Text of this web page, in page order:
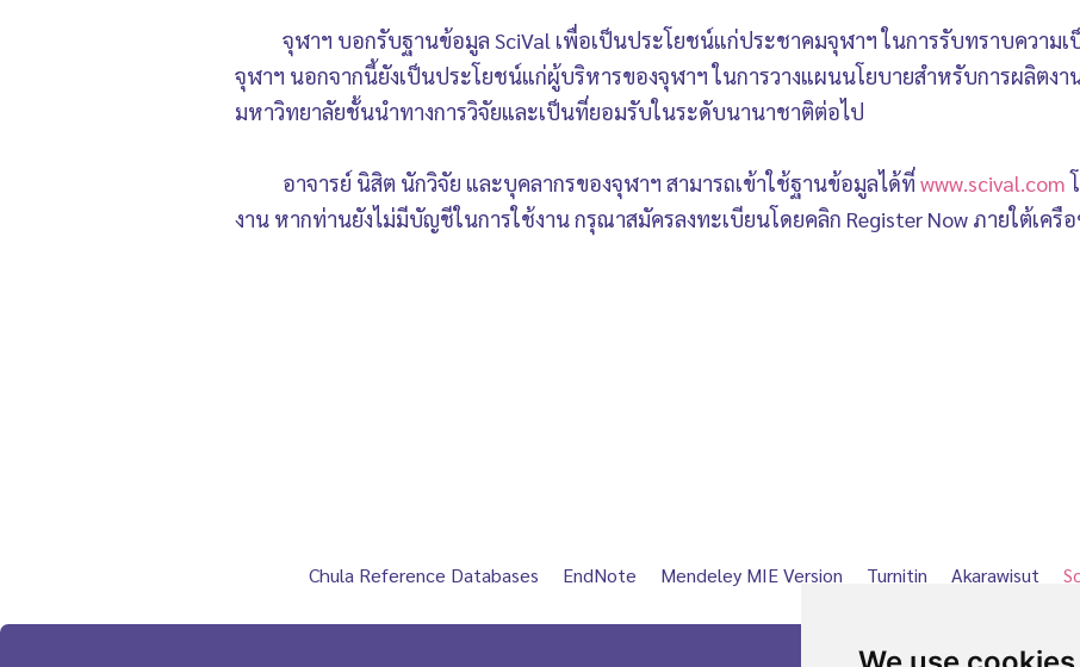
จุฬาฯ บอกรับฐานข้อมูล SciVal เพื่อเป็นประโยชน์แก่ประชาคมจุฬาฯ ในการรับทราบความ
จุฬาฯ นอกจากนี้ยังเป็นประโยชน์แก่ผู้บริหารของจุฬาฯ ในการวางแผนนโยบายสำหรับการผลิตงา
มหาวิทยาลัยชั้นนำทางการวิจัยและเป็นที่ยอมรับในระดับนานาชาติต่อไป
อาจารย์ นิสิต นักวิจัย และบุคลากรของจุฬาฯ สามารถเข้าใช้ฐานข้อมูลได้ที่ www.scival.com
งาน หากท่านยังไม่มีบัญชีในการใช้งาน กรุณาสมัครลงทะเบียนโดยคลิก Register Now ภายใต้เครือ
Chula Reference Databases EndNote Mendeley MIE Version Turnitin Akarawisut